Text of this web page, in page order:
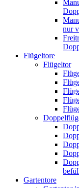
nur
Flügeltore
Flügeltor
Gartentore